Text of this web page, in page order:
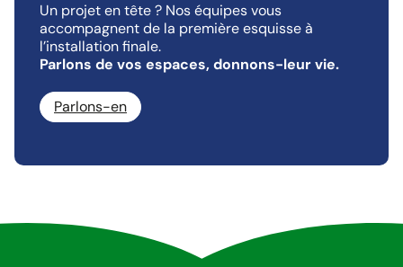
Un projet en tête ? Nos équipes vous
accompagnent de la première esquisse à
l’installation finale.
Parlons de vos espaces, donnons-leur vie.
Parlons-en